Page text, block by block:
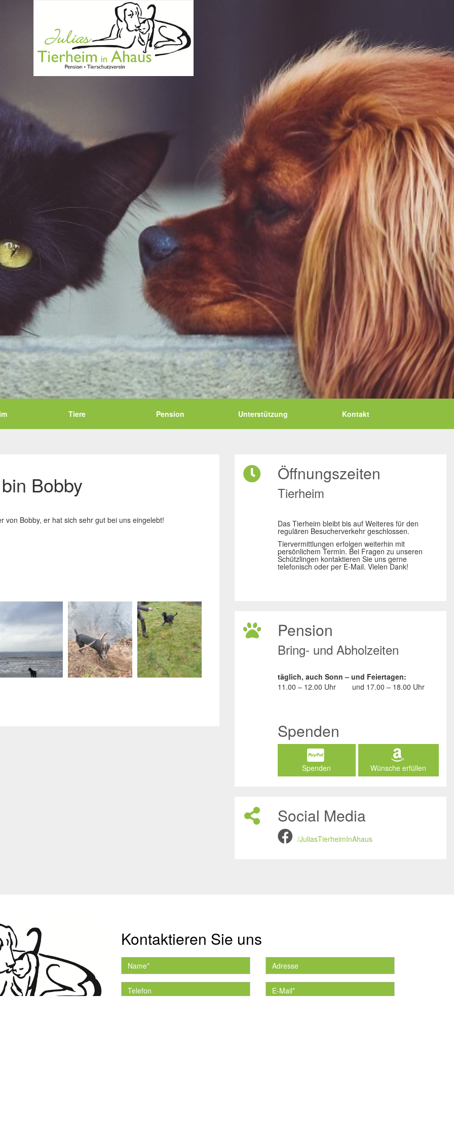
Tiere Pension Unterstützung Kontakt
Bobby
von Bobby, er hat sich sehr gut bei uns eingelebt!
Öffnungszeiten
Tierheim
Das Tierheim bleibt bis auf Weiteres für den
regulären Besucherverkehr geschlossen.
Tiervermittlungen erfolgen weiterhin mit
persönlichem Termin. Bei Fragen zu unseren
Schützlingen kontaktieren Sie uns gerne
telefonisch oder per E-Mail. Vielen Dank!
Pension
Bring- und Abholzeiten
täglich, auch Sonn – und Feiertagen:
11.00 – 12.00 Uhr
und 17.00 – 18.00 Uhr
Spenden
Spenden Wünsche erfüllen
Social Media
/JuliasTierheimInAhaus
Kontaktieren Sie uns